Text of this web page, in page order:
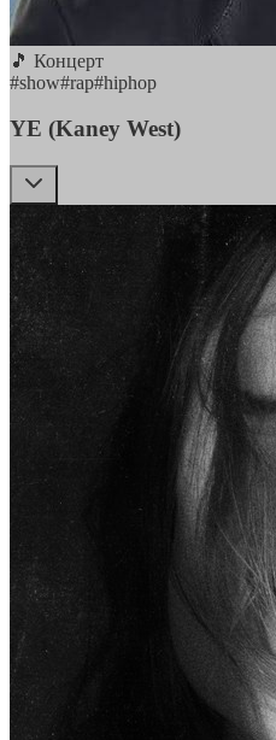
🎵 Концерт
#show#rap#hiphop
YE (Kaney West)